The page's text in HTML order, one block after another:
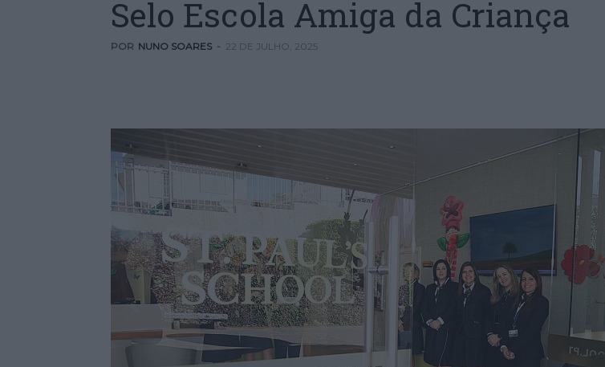
Selo Escola Amiga da Criança
POR NUNO SOARES - 22 DE JULHO, 2025